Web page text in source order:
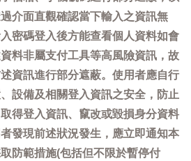
介面直觀確認當下輸入之資訊無
密碼登入後方能查看個人資料如會
料非屬支付工具等高風險資訊，故
資訊進行部分遮蔽。使用者應自行
設備及相關登入資訊之安全，防止
得登入資訊、竄改或毀損身分資料
發現前述狀況發生，應立即通知本
防範措施(包括但不限於暫停付